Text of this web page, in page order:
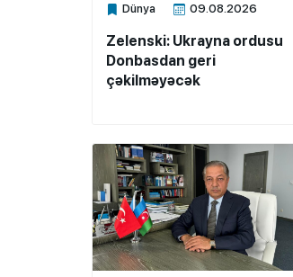
Dünya 09.08.2026
Xalq.Online
Zelenski: Ukrayna ordusu
Donbasdan geri
çəkilməyəcək